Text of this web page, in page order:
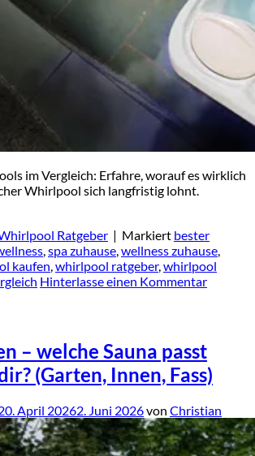
im Vergleich: Erfahre, worauf es wirklich
Whirlpool sich langfristig lohnt.
Ratgeber | Markiert bester
spa zuhause wellness zuhause
kaufen whirlpool ratgeber, whirlpool
Hinterlasse einen Kommentar
– welche Sauna passt
(Garten, Innen, Fass)
April 20262. Juni 2026von Christian